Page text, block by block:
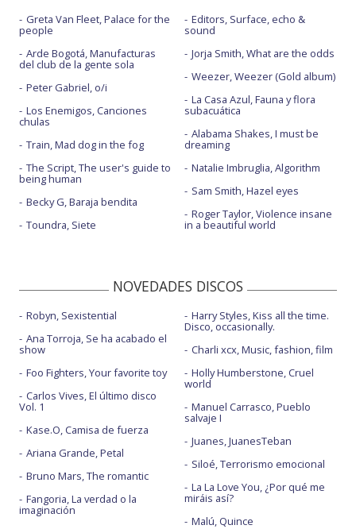
Greta Van Fleet, Palace for the
people
Arde Bogotá, Manufacturas
del club de la gente sola
Peter Gabriel, o/i
Los Enemigos, Canciones
chulas
Train, Mad dog in the fog
The Script, The user's guide to
being human
Becky G, Baraja bendita
Toundra, Siete
Editors, Surface, echo &
sound
Jorja Smith, What are the odds
Weezer, Weezer (Gold album)
La Casa Azul, Fauna y flora
subacuática
Alabama Shakes, I must be
dreaming
Natalie Imbruglia, Algorithm
Sam Smith, Hazel eyes
Roger Taylor, Violence insane
in a beautiful world
NOVEDADES DISCOS
Robyn, Sexistential
Ana Torroja, Se ha acabado el
show
Foo Fighters, Your favorite toy
Carlos Vives, El último disco
Vol. 1
Kase.O, Camisa de fuerza
Ariana Grande, Petal
Bruno Mars, The romantic
Fangoria, La verdad o la
imaginación
Harry Styles, Kiss all the time.
Disco, occasionally.
Charli xcx, Music, fashion, film
Holly Humberstone, Cruel
world
Manuel Carrasco, Pueblo
salvaje I
Juanes, JuanesTeban
Siloé, Terrorismo emocional
La La Love You, ¿Por qué me
miráis así?
Malú, Quince